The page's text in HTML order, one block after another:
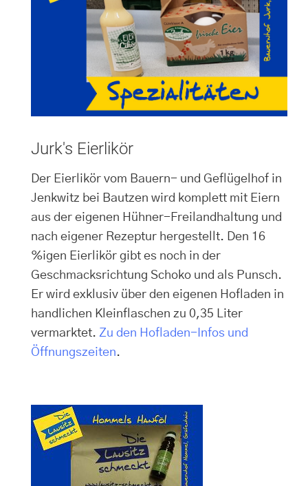
Jurk's Eierlikör
Der Eierlikör vom Bauern- und Geflügelhof in
Jenkwitz bei Bautzen wird komplett mit Eiern
aus der eigenen Hühner-Freilandhaltung und
nach eigener Rezeptur hergestellt. Den 16
%igen Eierlikör gibt es noch in der
Geschmacksrichtung Schoko und als Punsch.
Er wird exklusiv über den eigenen Hofladen in
handlichen Kleinflaschen zu 0,35 Liter
vermarktet. Zu den Hofladen-Infos und
Öffnungszeiten.